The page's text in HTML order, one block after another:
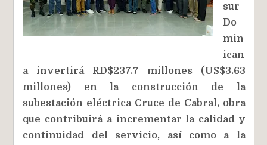
sur
Do
min
ican
a invertirá RD$237.7 millones (US$3.63
millones) en la construcción de la
subestación eléctrica Cruce de Cabral, obra
que contribuirá a incrementar la calidad y
continuidad del servicio, así como a la